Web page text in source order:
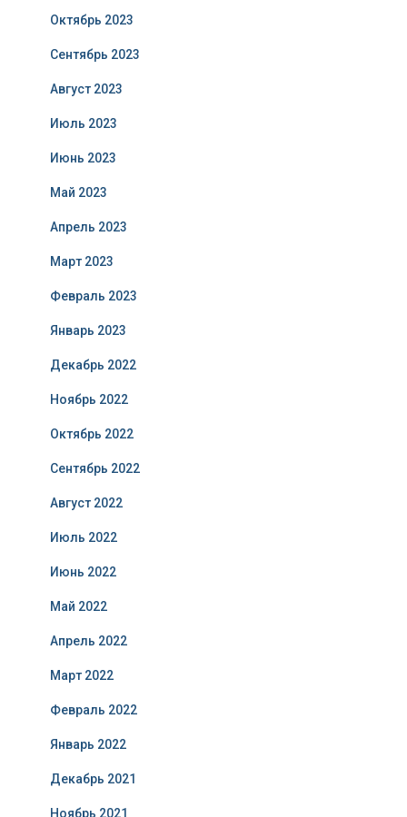
Октябрь 2023
Сентябрь 2023
Август 2023
Июль 2023
Июнь 2023
Май 2023
Апрель 2023
Март 2023
Февраль 2023
Январь 2023
Декабрь 2022
Ноябрь 2022
Октябрь 2022
Сентябрь 2022
Август 2022
Июль 2022
Июнь 2022
Май 2022
Апрель 2022
Март 2022
Февраль 2022
Январь 2022
Декабрь 2021
Ноябрь 2021